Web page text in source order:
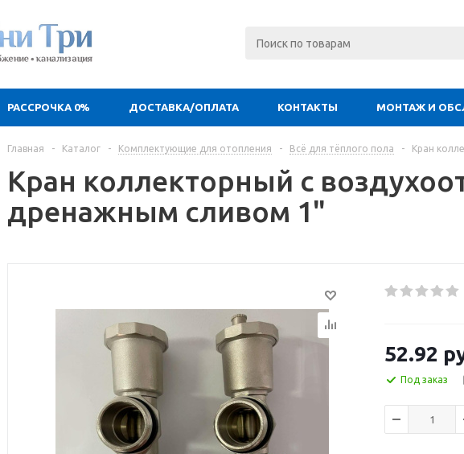
РАССРОЧКА 0% ДОСТАВКА/ОПЛАТА КОНТАКТЫ МОНТАЖ И
Главная - Каталог - Комплектующие для отопления - Всё для тёплого пола - Кран
Кран коллекторный с
дренажным сливом 1"
52.92
Под заказ